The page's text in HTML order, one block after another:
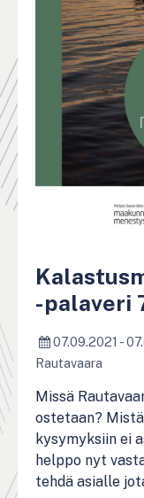
-palaveri
07.09.2021 -
Rautavaara
Missä
ostetaan?
kysymyksiin ei
helppo nyt
tehdä asialle